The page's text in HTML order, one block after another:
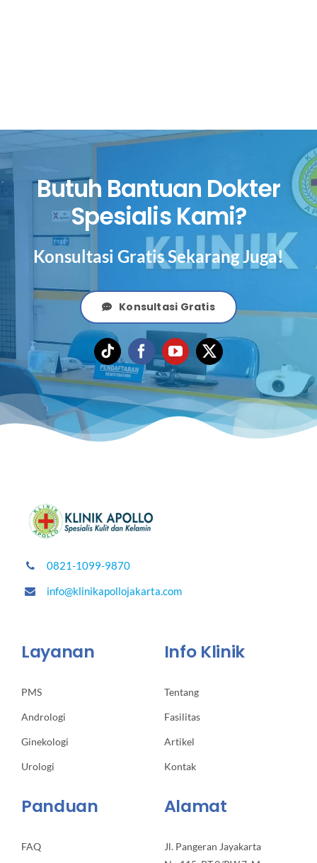
Butuh Bantuan Dokter
Spesialis Kami?
Konsultasi Gratis Sekarang Juga!
Konsultasi Gratis
0821-1099-9870
info@klinikapollojakarta.com
Layanan
PMS
Andrologi
Ginekologi
Urologi
Info Klinik
Tentang
Fasilitas
Artikel
Kontak
Panduan
FAQ
Alamat
Jl. Pangeran Jayakarta